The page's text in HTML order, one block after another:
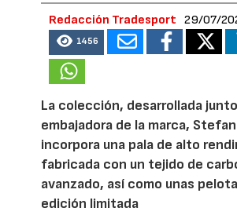
Redacción Tradesport 29/07/
1456
La colección, desarrollada
embajadora de la marca,
incorpora una pala de alto
fabricada con un tejido de
avanzado, así como unas
edición limitada